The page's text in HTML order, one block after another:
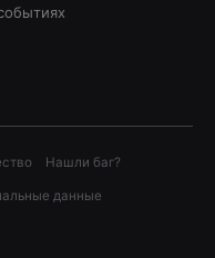
Нашли баг?
данные